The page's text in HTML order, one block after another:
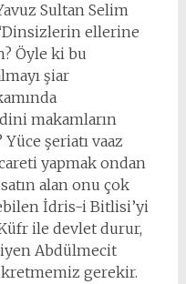
Sultan Selim
ellerine
Öyle ki bu
şiar
makamların
Yüce şeriatı vaaz
yapmak ondan
alan onu çok
İdris-i Bitlisi’yi
ile devlet durur,
Abdülmecit
gerekir.